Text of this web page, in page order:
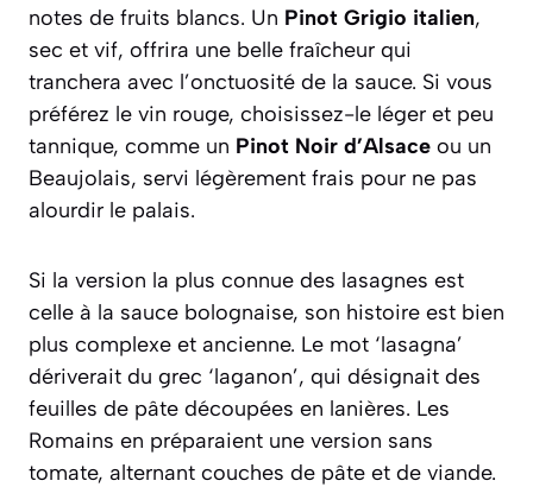
notes de fruits blancs. Un Pinot Grigio italien,
sec et vif, offrira une belle fraîcheur qui
tranchera avec l’onctuosité de la sauce. Si vous
préférez le vin rouge, choisissez-le léger et peu
tannique, comme un Pinot Noir d’Alsace ou un
Beaujolais, servi légèrement frais pour ne pas
alourdir le palais.
Si la version la plus connue des lasagnes est
celle à la sauce bolognaise, son histoire est bien
plus complexe et ancienne. Le mot ‘lasagna’
dériverait du grec ‘laganon’, qui désignait des
feuilles de pâte découpées en lanières. Les
Romains en préparaient une version sans
tomate, alternant couches de pâte et de viande.